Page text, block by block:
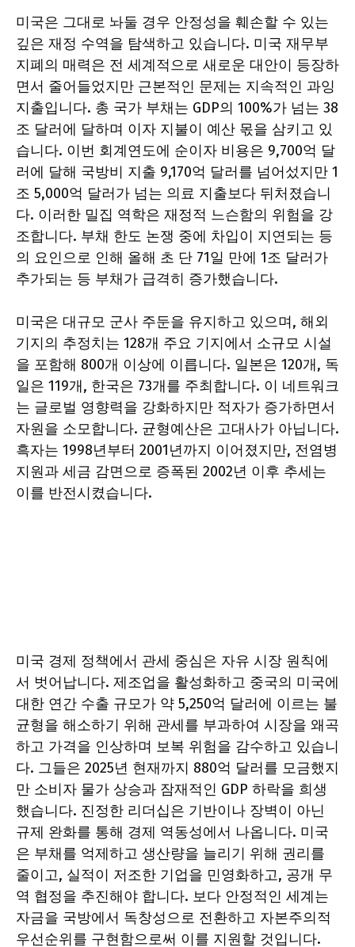
미국은 그대로 놔둘 경우 안정성을 훼손할 수 있는
깊은 재정 수역을 탐색하고 있습니다. 미국 재무부
지폐의 매력은 전 세계적으로 새로운 대안이 등장하
면서 줄어들었지만 근본적인 문제는 지속적인 과잉
지출입니다. 총 국가 부채는 GDP의 100%가 넘는 38
조 달러에 달하며 이자 지불이 예산 몫을 삼키고 있
습니다. 이번 회계연도에 순이자 비용은 9,700억 달
러에 달해 국방비 지출 9,170억 달러를 넘어섰지만 1
조 5,000억 달러가 넘는 의료 지출보다 뒤처졌습니
다. 이러한 밀집 역학은 재정적 느슨함의 위험을 강
조합니다. 부채 한도 논쟁 중에 차입이 지연되는 등
의 요인으로 인해 올해 초 단 71일 만에 1조 달러가
추가되는 등 부채가 급격히 증가했습니다.
미국은 대규모 군사 주둔을 유지하고 있으며, 해외
기지의 추정치는 128개 주요 기지에서 소규모 시설
을 포함해 800개 이상에 이릅니다. 일본은 120개, 독
일은 119개, 한국은 73개를 주최합니다. 이 네트워크
는 글로벌 영향력을 강화하지만 적자가 증가하면서
자원을 소모합니다. 균형예산은 고대사가 아닙니다.
흑자는 1998년부터 2001년까지 이어졌지만, 전염병
지원과 세금 감면으로 증폭된 2002년 이후 추세는
이를 반전시켰습니다.
미국 경제 정책에서 관세 중심은 자유 시장 원칙에
서 벗어납니다. 제조업을 활성화하고 중국의 미국에
대한 연간 수출 규모가 약 5,250억 달러에 이르는 불
균형을 해소하기 위해 관세를 부과하여 시장을 왜곡
하고 가격을 인상하며 보복 위험을 감수하고 있습니
다. 그들은 2025년 현재까지 880억 달러를 모금했지
만 소비자 물가 상승과 잠재적인 GDP 하락을 희생
했습니다. 진정한 리더십은 기반이나 장벽이 아닌
규제 완화를 통해 경제 역동성에서 나옵니다. 미국
은 부채를 억제하고 생산량을 늘리기 위해 권리를
줄이고, 실적이 저조한 기업을 민영화하고, 공개 무
역 협정을 추진해야 합니다. 보다 안정적인 세계는
자금을 국방에서 독창성으로 전환하고 자본주의적
우선순위를 구현함으로써 이를 지원할 것입니다.